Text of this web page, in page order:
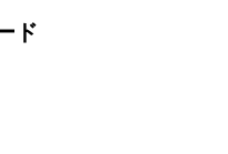
ド